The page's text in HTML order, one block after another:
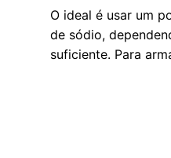
O ideal é usar um
de sódio,
suficiente. Para